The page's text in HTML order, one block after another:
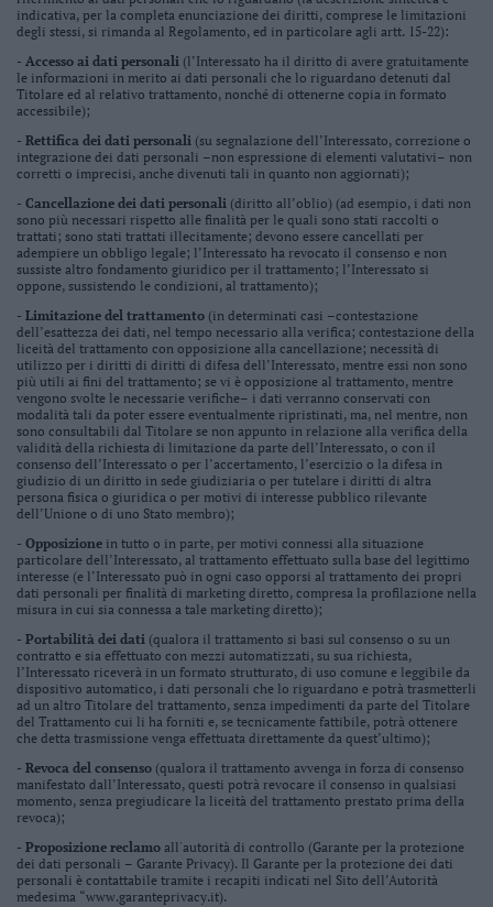
indicativa, per la completa enunciazione dei diritti, comprese le limitazioni
degli stessi, si rimanda al Regolamento, ed in particolare agli artt. 15-22):
- Accesso ai dati personali (l’Interessato ha il diritto di avere gratuitamente
le informazioni in merito ai dati personali che lo riguardano detenuti dal
Titolare ed al relativo trattamento, nonché di ottenerne copia in formato
accessibile);
- Rettifica dei dati personali (su segnalazione dell’Interessato, correzione o
integrazione dei dati personali –non espressione di elementi valutativi– non
corretti o imprecisi, anche divenuti tali in quanto non aggiornati);
- Cancellazione dei dati personali (diritto all’oblio) (ad esempio, i dati non
sono più necessari rispetto alle finalità per le quali sono stati raccolti o
trattati; sono stati trattati illecitamente; devono essere cancellati per
adempiere un obbligo legale; l’Interessato ha revocato il consenso e non
sussiste altro fondamento giuridico per il trattamento; l’Interessato si
oppone, sussistendo le condizioni, al trattamento);
- Limitazione del trattamento (in determinati casi –contestazione
dell’esattezza dei dati, nel tempo necessario alla verifica; contestazione della
liceità del trattamento con opposizione alla cancellazione; necessità di
utilizzo per i diritti di diritti di difesa dell’Interessato, mentre essi non sono
più utili ai fini del trattamento; se vi è opposizione al trattamento, mentre
vengono svolte le necessarie verifiche– i dati verranno conservati con
modalità tali da poter essere eventualmente ripristinati, ma, nel mentre, non
sono consultabili dal Titolare se non appunto in relazione alla verifica della
validità della richiesta di limitazione da parte dell’Interessato, o con il
consenso dell’Interessato o per l’accertamento, l’esercizio o la difesa in
giudizio di un diritto in sede giudiziaria o per tutelare i diritti di altra
persona fisica o giuridica o per motivi di interesse pubblico rilevante
dell’Unione o di uno Stato membro);
- Opposizione in tutto o in parte, per motivi connessi alla situazione
particolare dell’Interessato, al trattamento effettuato sulla base del legittimo
interesse (e l’Interessato può in ogni caso opporsi al trattamento dei propri
dati personali per finalità di marketing diretto, compresa la profilazione nella
misura in cui sia connessa a tale marketing diretto);
- Portabilità dei dati (qualora il trattamento si basi sul consenso o su un
contratto e sia effettuato con mezzi automatizzati, su sua richiesta,
l’Interessato riceverà in un formato strutturato, di uso comune e leggibile da
dispositivo automatico, i dati personali che lo riguardano e potrà trasmetterli
ad un altro Titolare del trattamento, senza impedimenti da parte del Titolare
del Trattamento cui li ha forniti e, se tecnicamente fattibile, potrà ottenere
che detta trasmissione venga effettuata direttamente da quest’ultimo);
- Revoca del consenso (qualora il trattamento avvenga in forza di consenso
manifestato dall’Interessato, questi potrà revocare il consenso in qualsiasi
momento, senza pregiudicare la liceità del trattamento prestato prima della
revoca);
- Proposizione reclamo all'autorità di controllo (Garante per la protezione
dei dati personali – Garante Privacy). Il Garante per la protezione dei dati
personali è contattabile tramite i recapiti indicati nel Sito dell’Autorità
medesima “www.garanteprivacy.it).